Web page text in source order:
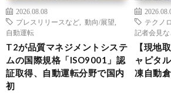
2026.08.08
プレスリリースなど
動向/展望
自動運転
T2が品質マネジメントシステ
ムの国際規格「ISO9001」認
証取得、自動運転分野で国内
初
テクノ
記者会見な
【現地
ャピタ
凍自動